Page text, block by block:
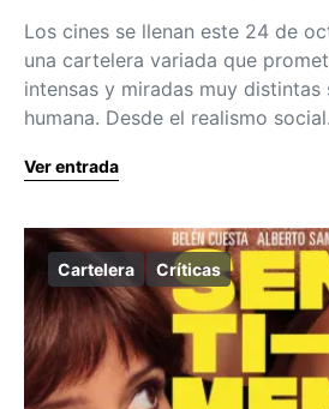
Los cines se llenan este 24 de
una cartelera variada que
intensas y miradas muy
humana. Desde el realismo
Ver entrada
Cartelera Críticas